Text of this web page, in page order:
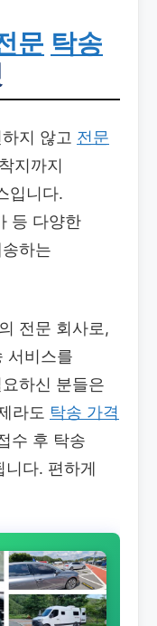
문 탁송
지 않고 전문
지까지
입니다.
등 다양한
하는
전문 회사로,
서비스를
하신 분들은
라도 탁송 가격
수 후 탁송
다. 편하게